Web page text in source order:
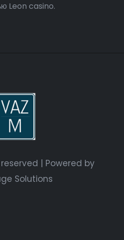
Leon casino.
| Powered by
Solutions